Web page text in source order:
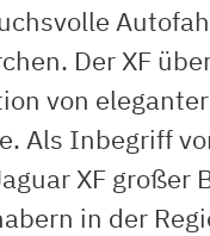
Der XF
von
Als Inbegriff
XF großer
in der